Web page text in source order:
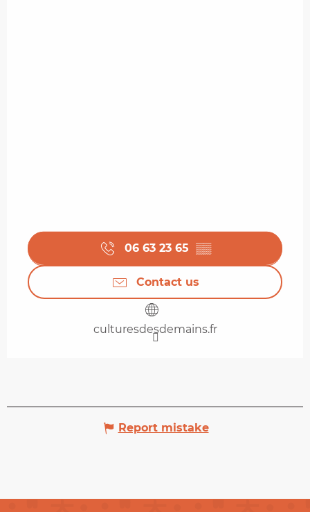
06 63 23 65 ▒▒
Contact us
culturesdesdemains.fr
Report mistake